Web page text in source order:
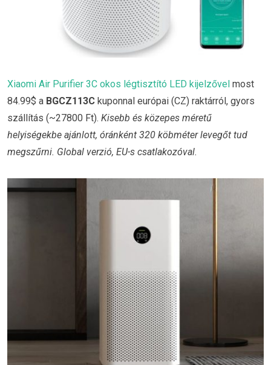
Xiaomi Air Purifier 3C okos légtisztító LED kijelzővel most
84.99$ a BGCZ113C kuponnal európai (CZ) raktárról, gyors
szállítás (~27800 Ft). Kisebb és közepes méretű
helyiségekbe ajánlott, óránként 320 köbméter levegőt tud
megszűrni. Global verzió, EU-s csatlakozóval.